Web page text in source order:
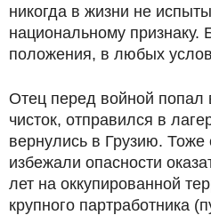
никогда в жизни не
национальному
положения, в любых
Отец перед войной попал
чисток, отправился в
вернулись в Грузию. Тоже
избежали опасности
лет на оккупированной
крупного партработника